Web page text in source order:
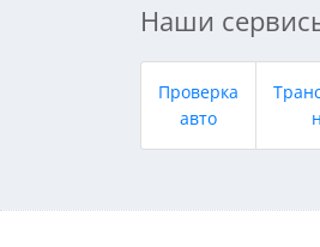
Наши
Проверка
авто